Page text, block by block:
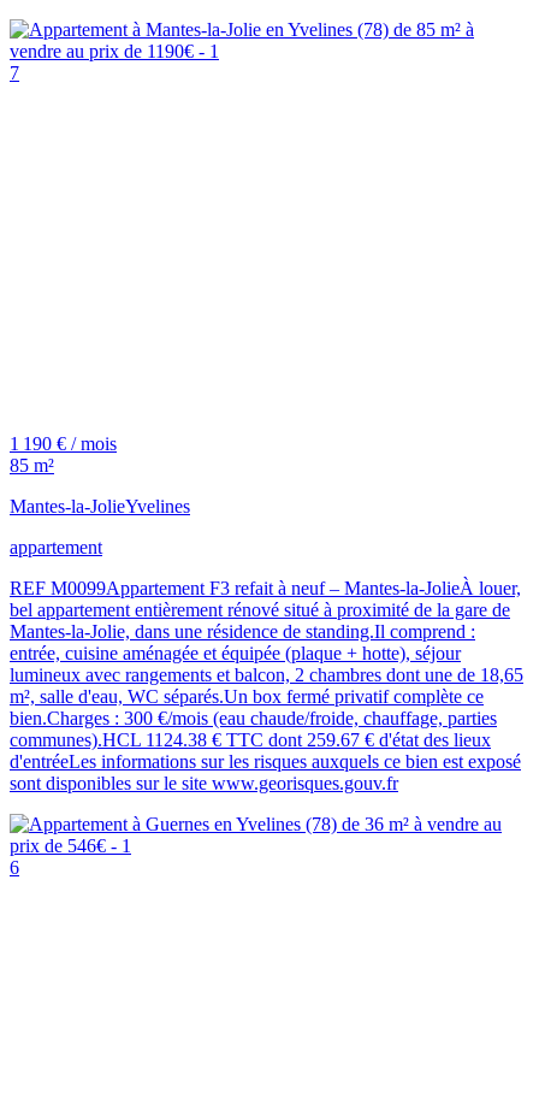
7
1 190 € / mois
85 m²
Mantes-la-JolieYvelines
appartement
REF M0099Appartement F3 refait à neuf – Mantes-la-JolieÀ louer,
bel appartement entièrement rénové situé à proximité de la gare de
Mantes-la-Jolie, dans une résidence de standing.Il comprend :
entrée, cuisine aménagée et équipée (plaque + hotte), séjour
lumineux avec rangements et balcon, 2 chambres dont une de 18,65
m², salle d'eau, WC séparés.Un box fermé privatif complète ce
bien.Charges : 300 €/mois (eau chaude/froide, chauffage, parties
communes).HCL 1124.38 € TTC dont 259.67 € d'état des lieux
d'entréeLes informations sur les risques auxquels ce bien est exposé
sont disponibles sur le site www.georisques.gouv.fr
6